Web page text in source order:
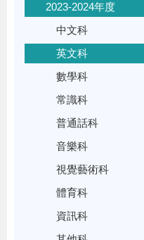
2023-2024年度
中文科
英文科
數學科
常識科
普通話科
音樂科
視覺藝術科
體育科
資訊科